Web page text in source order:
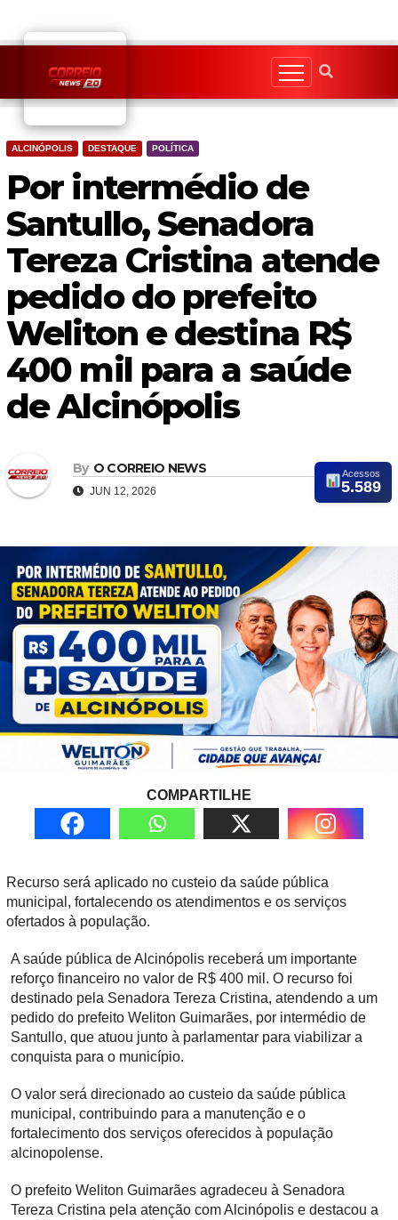
content
ALCINÓPOLIS DESTAQUE POLÍTICA
Por intermédio de
Santullo, Senadora
Tereza Cristina atende
pedido do prefeito
Weliton e destina R$
400 mil para a saúde
de Alcinópolis
By O CORREIO NEWS
JUN 12, 2026
Acessos
5.589
COMPARTILHE
Recurso será aplicado no custeio da saúde pública
municipal, fortalecendo os atendimentos e os serviços
ofertados à população.
A saúde pública de Alcinópolis receberá um importante
reforço financeiro no valor de R$ 400 mil. O recurso foi
destinado pela Senadora Tereza Cristina, atendendo a um
pedido do prefeito Weliton Guimarães, por intermédio de
Santullo, que atuou junto à parlamentar para viabilizar a
conquista para o município.
O valor será direcionado ao custeio da saúde pública
municipal, contribuindo para a manutenção e o
fortalecimento dos serviços oferecidos à população
alcinopolense.
O prefeito Weliton Guimarães agradeceu à Senadora
Tereza Cristina pela atenção com Alcinópolis e destacou a